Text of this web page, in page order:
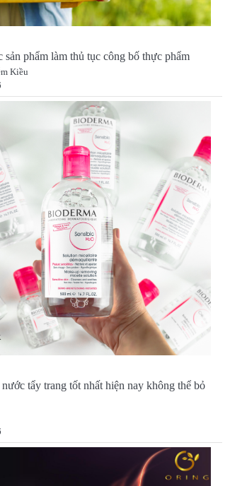
sản phẩm làm thủ tục công bố thực phẩm
Kiều
tẩy trang tốt nhất hiện nay không thể bỏ